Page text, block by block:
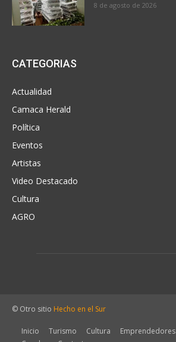
8 de agosto de 2026
CATEGORIAS
Actualidad
Camaca Herald
Política
Eventos
Artistas
Video Destacado
Cultura
AGRO
© Otro sitio Hecho en el Sur
Inicio Turismo Cultura Emprendedores